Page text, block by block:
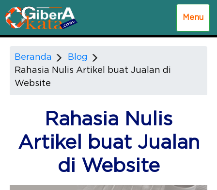
Menu
Beranda
Blog
Rahasia Nulis Artikel buat Jualan di
Website
Rahasia Nulis
Artikel buat Jualan
di Website